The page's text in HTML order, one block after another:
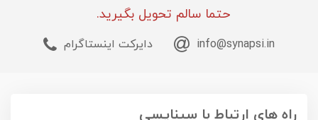
حتما سالم تحویل بگیرید.
info@synapsi.in دایرکت اینستاگرام
راه های ارتباط با سیناپسی